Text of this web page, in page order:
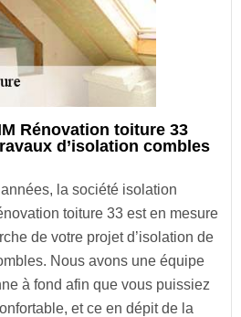
Rénovation toiture 33
d’isolation combles
la société isolation
toiture 33 est en mesure
de votre projet d’isolation de
Nous avons une équipe
à fond afin que vous puissiez
et ce en dépit de la